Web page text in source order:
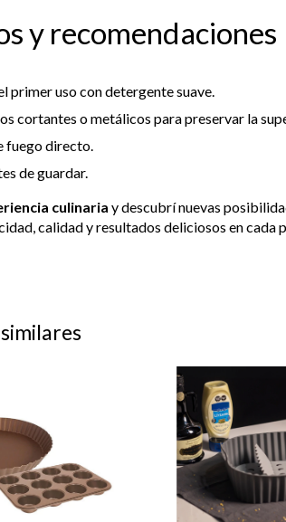
y recomendaciones
primer uso con detergente suave.
cortantes o metálicos para preservar la
fuego directo.
de guardar.
culinaria y descubrí nuevas
calidad y resultados deliciosos en cada